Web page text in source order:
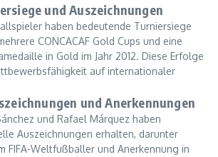
und Auszeichnungen
haben bedeutende Turniersiege
CONCACAF Gold Cups und eine
in Gold im Jahr 2012. Diese Erfolge
auf internationaler
und Anerkennungen
und Rafael Márquez haben
Auszeichnungen erhalten, darunter
FIFA-Weltfußballer und Anerkennung in